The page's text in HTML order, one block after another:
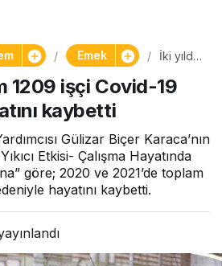
Emek
İki yılda
1209
işçi
nedeni
yle
hayatını
kaybetti
1209 işçi Covid-19
kaybetti
Gülizar Biçer Karaca’nın
Etkisi- Çalışma Hayatında
göre; 2020 ve 2021’de toplam
hayatını kaybetti.